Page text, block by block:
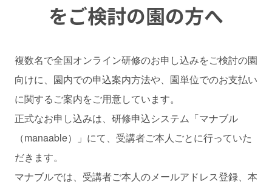
をご検討の園の方へ
複数名で全国オンライン研修のお申し込みをご検討の園
向けに、園内での申込案内方法や、園単位でのお支払い
に関するご案内をご用意しています。
正式なお申し込みは、研修申込システム「マナブル
（manaable）」にて、受講者ご本人ごとに行っていた
だきます。
マナブルでは、受講者ご本人のメールアドレス登録、本